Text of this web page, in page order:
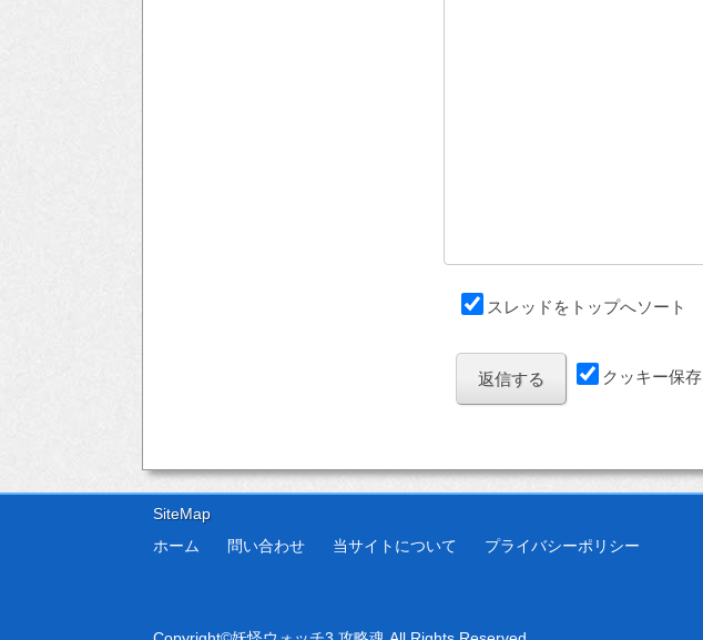
スレッドをトップへソート
クッキー保存
SiteMap
ホーム
問い合わせ 当サイトについて プライバシーポリシー